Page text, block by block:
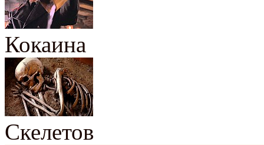
Кокаина
Скелетов